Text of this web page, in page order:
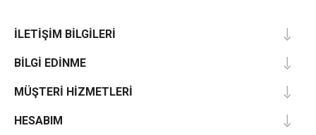
İLETIŞIM BILGILERI
BILGI EDINME
MÜŞTERI HIZMETLERI
HESABIM